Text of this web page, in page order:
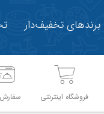
برندهای تخفیف‌دار
فروشگاه اینترنتی